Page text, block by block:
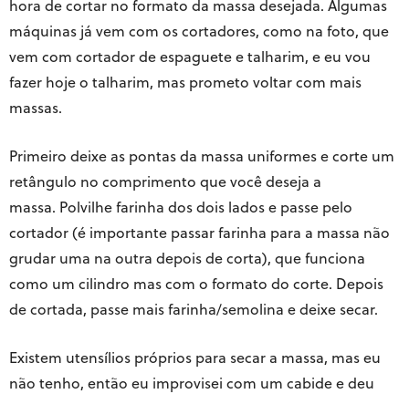
hora de cortar no formato da massa desejada. Algumas
máquinas já vem com os cortadores, como na foto, que
vem com cortador de espaguete e talharim, e eu vou
fazer hoje o talharim, mas prometo voltar com mais
massas.
Primeiro deixe as pontas da massa uniformes e corte um
retângulo no comprimento que você deseja a
massa. Polvilhe farinha dos dois lados e passe pelo
cortador (é importante passar farinha para a massa não
grudar uma na outra depois de corta), que funciona
como um cilindro mas com o formato do corte. Depois
de cortada, passe mais farinha/semolina e deixe secar.
Existem utensílios próprios para secar a massa, mas eu
não tenho, então eu improvisei com um cabide e deu